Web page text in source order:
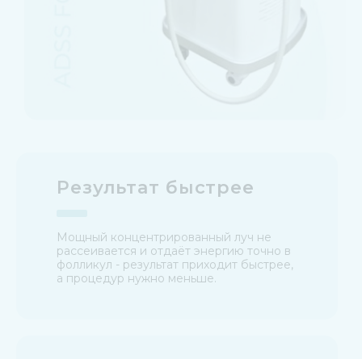
Результат быстрее
Мощный концентрированный луч не
рассеивается и отдаёт энергию точно в
фолликул - результат приходит быстрее,
а процедур нужно меньше.